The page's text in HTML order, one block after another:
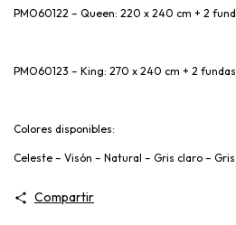
PMO60122 – Queen: 220 x 240 cm + 2
PMO60123 – King: 270 x 240 cm + 2
Colores disponibles:
Celeste – Visón – Natural – Gris claro –
Compartir